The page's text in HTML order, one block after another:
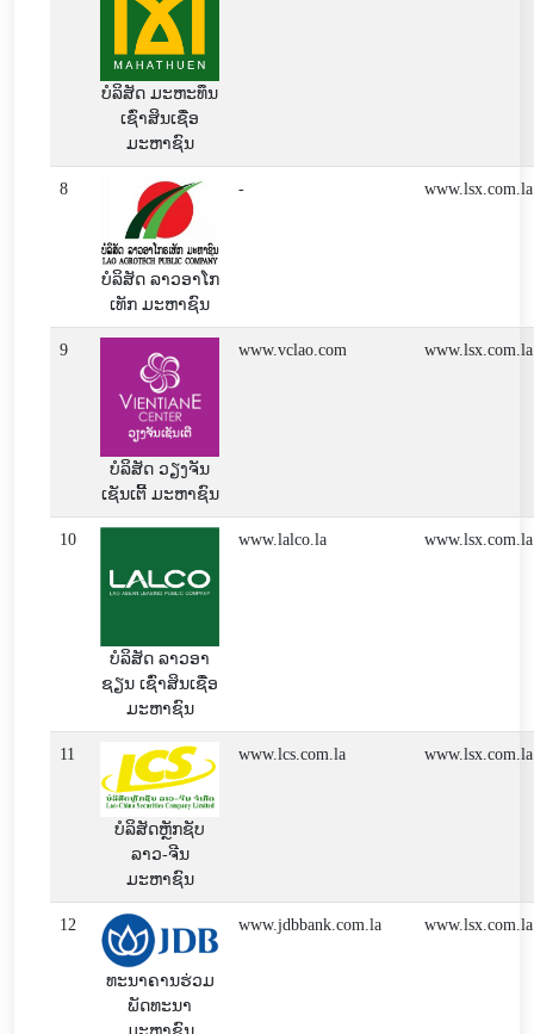
ບໍລິສັດ ມະຫະທຶນ
ເຊົ່າສິນເຊື່ອ
ມະຫາຊົນ
8
ບໍລິສັດ ລາວອາໂກ
ເທັກ ມະຫາຊົນ
- www.lsx.com.la
9
ບໍລິສັດ ວຽງຈັນ
ເຊັນເຕີ້ ມະຫາຊົນ
www.vclao.com www.lsx.com.la
10
ບໍລິສັດ ລາວອາ
ຊຽນ ເຊົ່າສິນເຊື່ອ
ມະຫາຊົນ
www.lalco.la www.lsx.com.la
11
ບໍລິສັດຫຼັກຊັບ
ລາວ-ຈີນ
ມະຫາຊົນ
www.lcs.com.la www.lsx.com.la
12
ທະນາຄານຮ່ວມ
ພັດທະນາ
www.jdbbank.com.la www.lsx.com.la